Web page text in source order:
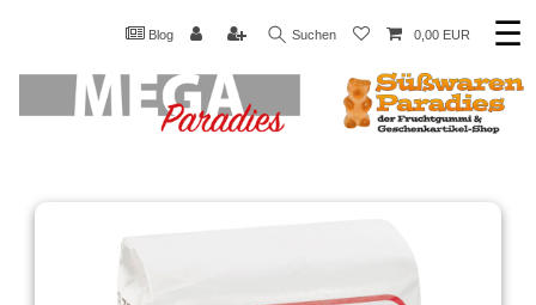
Blog Suchen 0,00 EUR ☰